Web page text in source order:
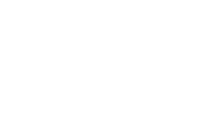
Karlsruhe 2017
Workshop Hannover 2012
mit Christine D. Anderson, Tübingen,